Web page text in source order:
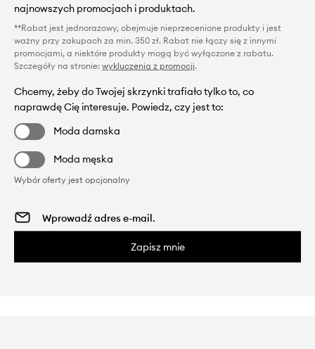
najnowszych promocjach i produktach.
**Rabat jest jednorazowy, obejmuje nieprzecenione produkty i jest
ważny przy zakupach za min. 350 zł. Rabat nie łączy się z innymi
promocjami, a niektóre produkty mogą być wyłączone z rabatu.
Szczegóły na stronie: wykluczenia z promocji.
Chcemy, żeby do Twojej skrzynki trafiało tylko to, co
naprawdę Cię interesuje. Powiedz, czy jest to:
Moda damska
Moda męska
Wybór oferty jest opcjonalny
Zapisz mnie